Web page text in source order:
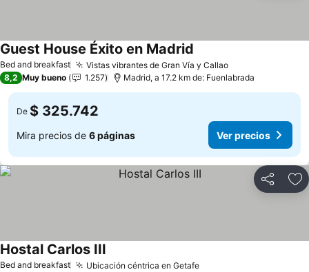
Bed and breakfast Vistas vibrantes de Gran Vía y Callao
Guest House Éxito en Madrid
8,2 Muy bueno 1.257 Madrid, a 17.2 km de: Fuenlabrada
De $ 325.742
Mira precios de 6 páginas Ver precios
Compartir
Bed and breakfast Ubicación céntrica en Getafe
Hostal Carlos III